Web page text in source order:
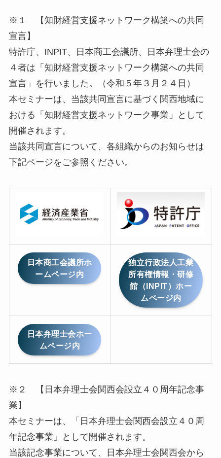
※１ 【知財経営支援ネットワーク構築への共同
宣言】
特許庁、INPIT、日本商工会議所、日本弁理士会の
４者は「知財経営支援ネットワーク構築への共同
宣言」を行いました。（令和５年３月２４日）
本セミナーは、当該共同宣言に基づく関西地域に
おける「知財経営支援ネットワーク事業」として
開催されます。
当該共同宣言について、各組織からのお知らせは
下記ページをご参照ください。
日本商工会議所ホ
ームページ内
独立行政法人工業
所有権情報・研修
館（INPIT）ホー
ムページ内
日本弁理士会ホー
ムページ内
※２ 【日本弁理士会関西会設立４０周年記念事
業】
本セミナーは、「日本弁理士会関西会設立４０周
年記念事業」として開催されます。
当該記念事業について、日本弁理士会関西会から